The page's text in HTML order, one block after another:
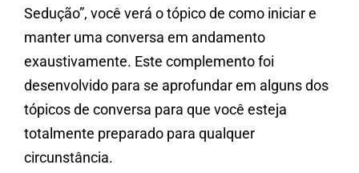
Sedução”, você verá o tópico de como iniciar e
manter uma conversa em andamento
exaustivamente. Este complemento foi
desenvolvido para se aprofundar em alguns dos
tópicos de conversa para que você esteja
totalmente preparado para qualquer
circunstância.